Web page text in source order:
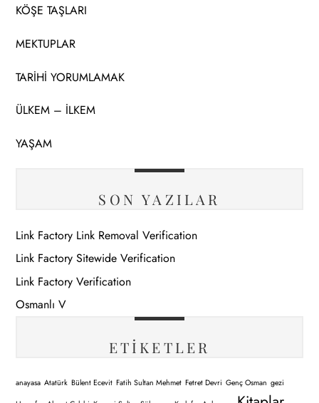
KÖŞE TAŞLARI
MEKTUPLAR
TARİHİ YORUMLAMAK
ÜLKEM – İLKEM
YAŞAM
SON YAZILAR
Link Factory Link Removal Verification
Link Factory Sitewide Verification
Link Factory Verification
Osmanlı V
ETIKETLER
anayasa Atatürk Bülent Ecevit Fatih Sultan Mehmet Fetret Devri Genç Osman gezi